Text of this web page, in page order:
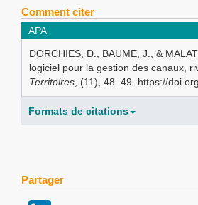
Comment citer
APA
DORCHIES, D., BAUME, J., &
logiciel pour la gestion des canaux,
Territoires, (11), 48–49. https://
Formats de citations
Partager